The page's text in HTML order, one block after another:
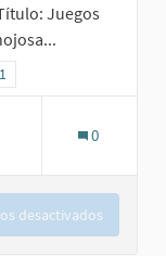
Juegos
Obras públicas
filtrar por el ámbito:
0
desactivados